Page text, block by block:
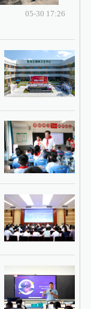
05-30 17:26